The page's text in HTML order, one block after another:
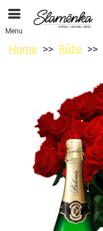
Menu
Home Růže